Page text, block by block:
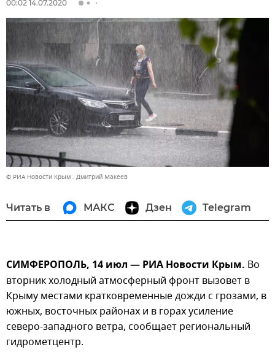
00:02 14.07.2020
© РИА Новости Крым . Дмитрий Макеев
Читать в МАКС Дзен Telegram
СИМФЕРОПОЛЬ, 14 июл — РИА Новости Крым. Во
вторник холодный атмосферный фронт вызовет в
Крыму местами кратковременные дожди с грозами, в
южных, восточных районах и в горах усиление
северо-западного ветра, сообщает региональный
гидрометцентр.